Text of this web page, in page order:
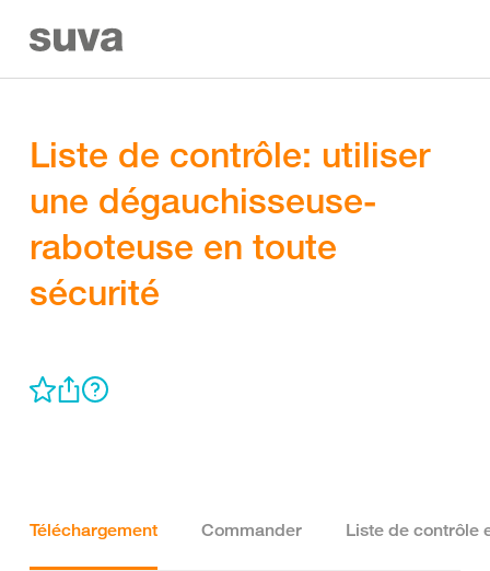
Liste de contrôle: utiliser
une dégauchisseuse-
raboteuse en toute
sécurité
Téléchargement Commander Liste de contrôle